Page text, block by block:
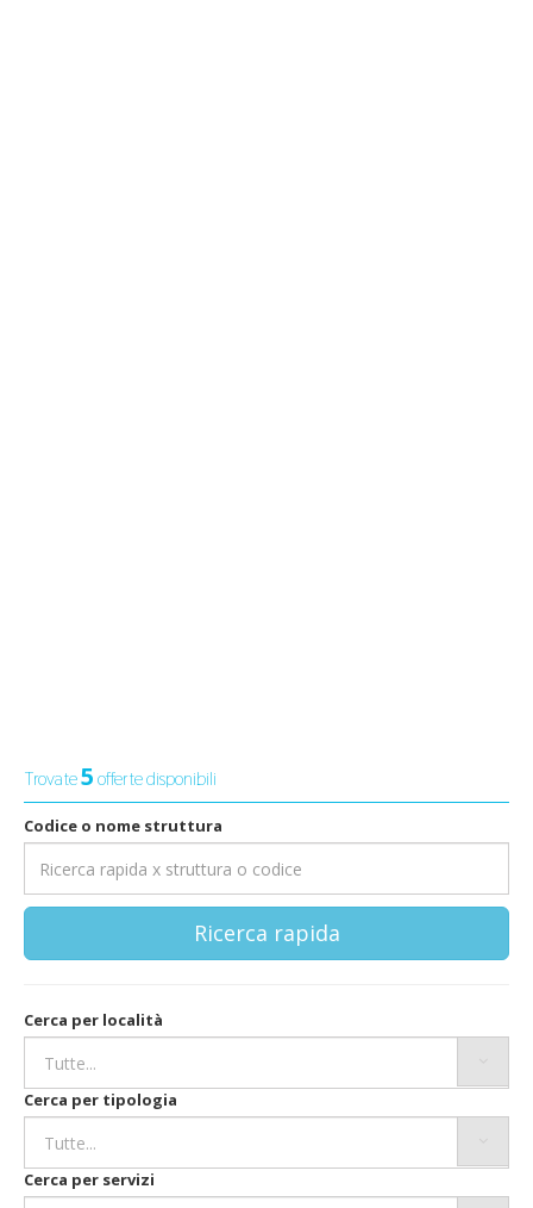
Trovate5offerte disponibili
Codice o nome struttura
Ricerca rapida
Cerca per località
Cerca per tipologia
Cerca per servizi